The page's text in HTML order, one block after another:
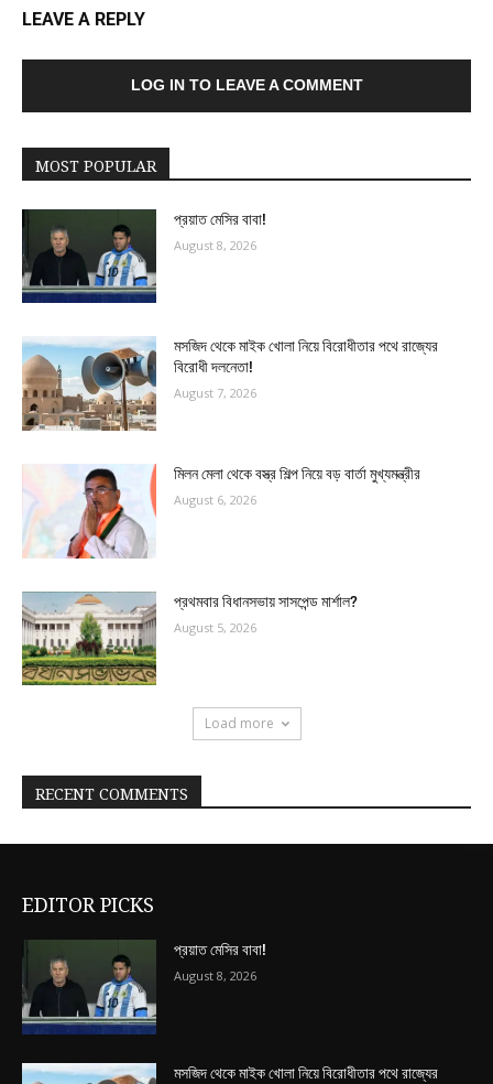
LEAVE A REPLY
LOG IN TO LEAVE A COMMENT
MOST POPULAR
প্রয়াত মেসির বাবা!
August 8, 2026
মসজিদ থেকে মাইক খোলা নিয়ে বিরোধীতার পথে রাজ্যের
বিরোধী দলনেতা!
August 7, 2026
মিলন মেলা থেকে বস্ত্র শিল্প নিয়ে বড় বার্তা মুখ্যমন্ত্রীর
August 6, 2026
প্রথমবার বিধানসভায় সাসপেন্ড মার্শাল?
August 5, 2026
Load more
RECENT COMMENTS
EDITOR PICKS
প্রয়াত মেসির বাবা!
August 8, 2026
মসজিদ থেকে মাইক খোলা নিয়ে বিরোধীতার পথে রাজ্যের